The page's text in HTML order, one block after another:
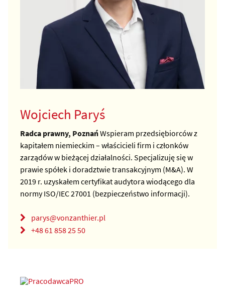
Wojciech Paryś
Radca prawny, PoznańWspieram przedsiębiorców z
kapitałem niemieckim – właścicieli firm i członków
zarządów w bieżącej działalności. Specjalizuję się w
prawie spółek i doradztwie transakcyjnym (M&A). W
2019 r. uzyskałem certyfikat audytora wiodącego dla
normy ISO/IEC 27001 (bezpieczeństwo informacji).
parys@vonzanthier.pl
+48 61 858 25 50